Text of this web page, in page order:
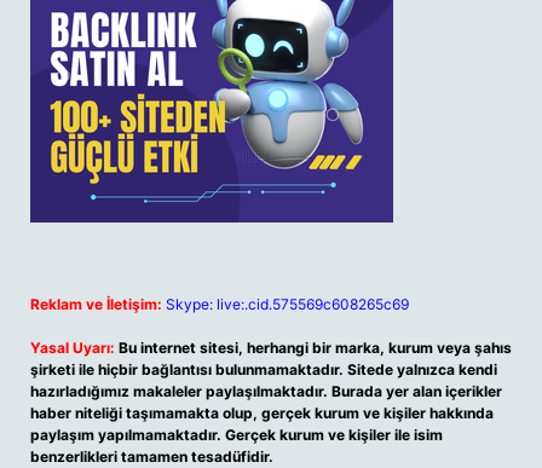
Reklam ve İletişim: Skype: live:.cid.575569c608265c69
Yasal Uyarı: Bu internet sitesi, herhangi bir marka, kurum veya şahıs
şirketi ile hiçbir bağlantısı bulunmamaktadır. Sitede yalnızca kendi
hazırladığımız makaleler paylaşılmaktadır. Burada yer alan içerikler
haber niteliği taşımamakta olup, gerçek kurum ve kişiler hakkında
paylaşım yapılmamaktadır. Gerçek kurum ve kişiler ile isim
benzerlikleri tamamen tesadüfidir.